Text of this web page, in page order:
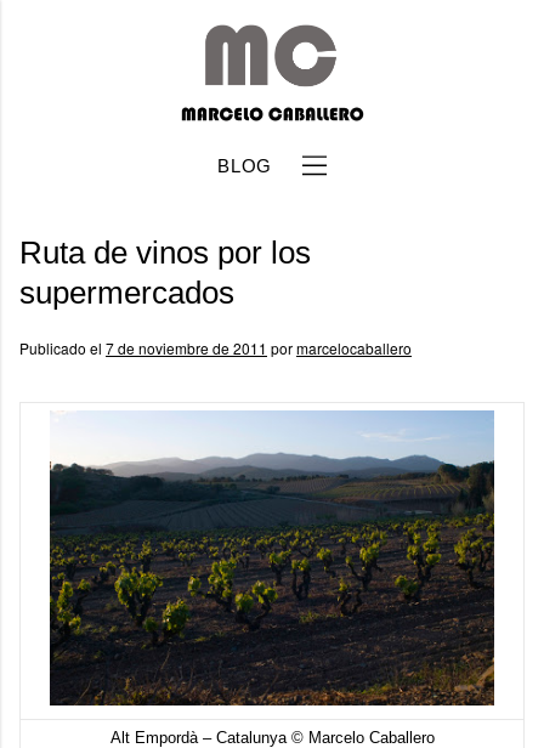
BLOG
Ruta de vinos por los
supermercados
Publicado el 7 de noviembre de 2011 pormarcelocaballero
Alt Empordà – Catalunya © Marcelo Caballero